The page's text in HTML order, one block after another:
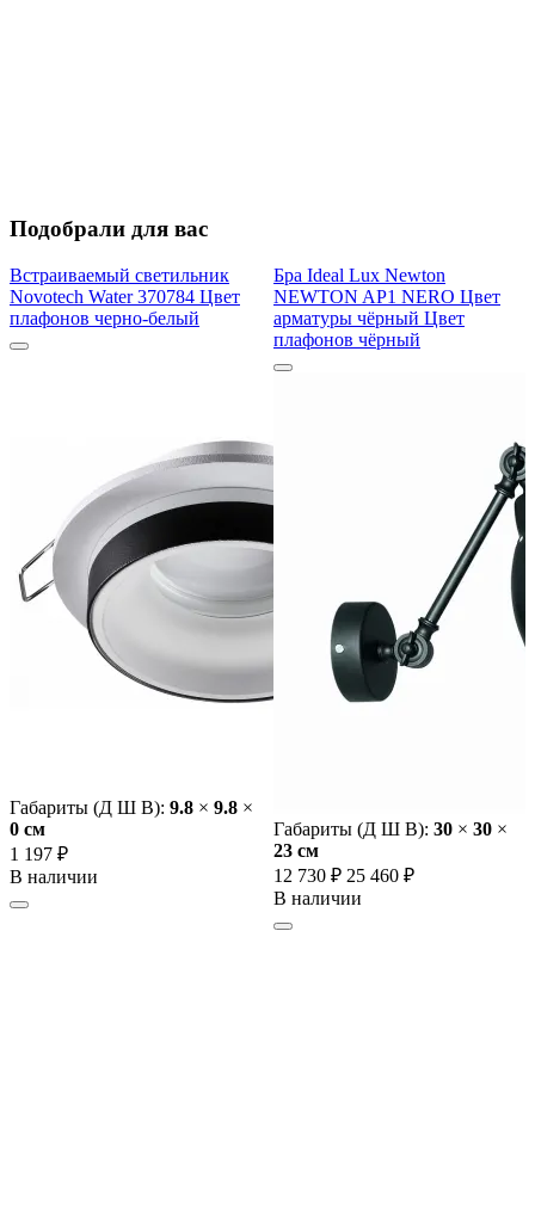
Подобрали для вас
Встраиваемый светильник
Novotech Water 370784 Цвет
плафонов черно-белый
Габариты (Д Ш В): 9.8 × 9.8 ×
0 cм
1 197 ₽
В наличии
Бра Ideal Lux Newton
NEWTON AP1 NERO Цвет
арматуры чёрный Цвет
плафонов чёрный
Габариты (Д Ш В): 30 × 30 ×
23 cм
12 730 ₽ 25 460 ₽
В наличии